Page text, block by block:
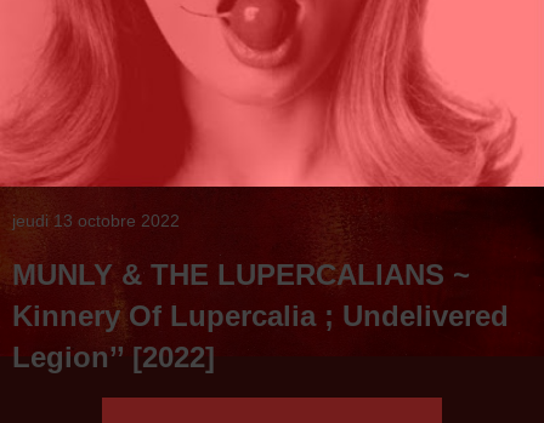
jeudi 13 octobre 2022
MUNLY & THE LUPERCALIANS ~
Kinnery Of Lupercalia ; Undelivered
Legion’’ [2022]